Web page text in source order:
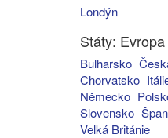
Londýn
Státy: Evropa
Bulharsko
Chorvatsko
Německo
Slovensko
Velká Británie